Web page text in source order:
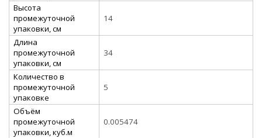
Высота
промежуточной
упаковки, см
14
Длина
промежуточной
упаковки, см
34
Количество в
промежуточной
упаковке
5
Объём
промежуточной
упаковки, куб.м
0.005474